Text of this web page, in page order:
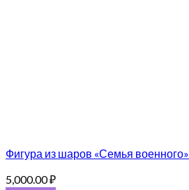
Фигура из шаров «Семья военного»
5,000.00₽